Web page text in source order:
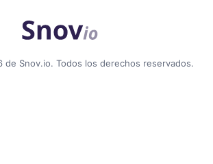
Snov.io. Todos los derechos reservados.